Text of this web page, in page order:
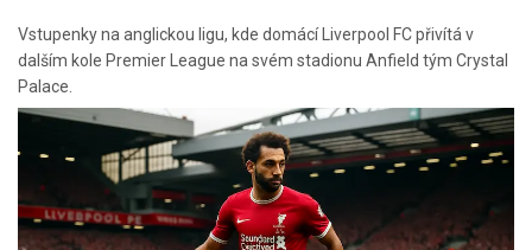
Vstupenky na anglickou ligu, kde domácí Liverpool FC přivítá v
dalším kole Premier League na svém stadionu Anfield tým Crystal
Palace.